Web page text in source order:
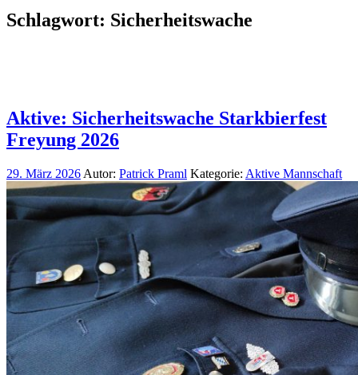
Schlagwort: Sicherheitswache
Aktive: Sicherheitswache Starkbierfest
Freyung 2026
29. März 2026 Autor: Patrick Praml Kategorie: Aktive Mannschaft